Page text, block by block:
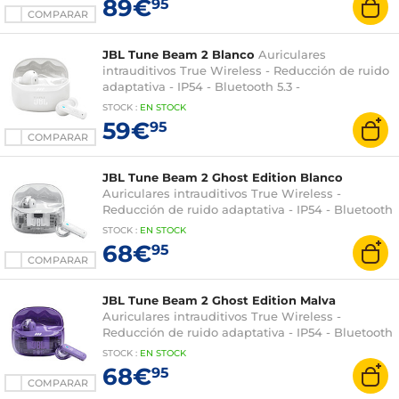
COMPARAR 89€95
COMPARAR
JBL Tune Beam 2 Blanco Auriculares
intrauditivos True Wireless - Reducción de ruido
adaptativa - IP54 - Bluetooth 5.3 -
Controles/Micrófono - 12 + 36 h de autonomía -
Estuche de carga/transporte
STOCK : EN STOCK
59€95
COMPARAR
JBL Tune Beam 2 Ghost Edition Blanco
Auriculares intrauditivos True Wireless -
Reducción de ruido adaptativa - IP54 - Bluetooth
5.3 - Controles/Micrófono - 12 + 36 h de
autonomía - Estuche de carga/transporte
STOCK : EN STOCK
68€95
COMPARAR
JBL Tune Beam 2 Ghost Edition Malva
Auriculares intrauditivos True Wireless -
Reducción de ruido adaptativa - IP54 - Bluetooth
5.3 - Controles/Micrófono - 12 + 36 h de
autonomía - Estuche de carga/transporte
STOCK : EN STOCK
68€95